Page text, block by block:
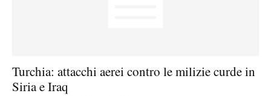
Turchia: attacchi aerei contro le milizie curde in
Siria e Iraq